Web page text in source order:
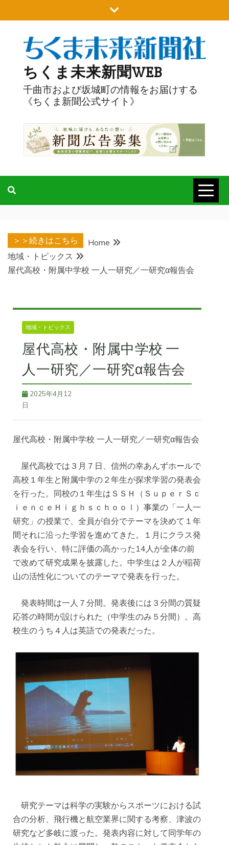
to
ちくま未来新聞WEB
千曲市および坂城町の情報をお届けする
《ちくま新聞公式サイト》
＞＞続きはこちら
Home
地域・トピックス
屋代高校・附属中学校 一人一研究／一研究α報告会
地域・トピックス
屋代高校・附属中学校 一
人一研究／一研究α報告会
2025年4月12
日
屋代高校・附属中学校 一人一研究／一研究α報告会
屋代高校では３月７日、信州の幸あんずホールで
高校１年生と附属中学の２年生が探求学習の発表会
を行った。同校の１年生はＳＳＨ（ＳｕｐｅｒＳｃ
ｉｅｎｃｅＨｉｇｈｓｃｈｏｏｌ）事業の「一人一
研究」の授業で、全員が自分でテーマを決めて１年
間それに沿った学習を進めてきた。１月にクラス発
表会を行い、特に評価の高かった14人が全体の前
で改めて研究成果を披露した。中学生は２人が稲荷
山の活性化についてのテーマで発表を行った。
発表時間は一人７分間。発表後には３分間の質疑
応答の時間が設けられた（中学生のみ５分間）。高
校生のうち４人は英語での発表だった。
研究テーマは科学の実験からスポーツにおける試
合の分析、飛行機と航空業界に関する考察、津波の
研究など多岐に渡った。発表内容に対して同学年の